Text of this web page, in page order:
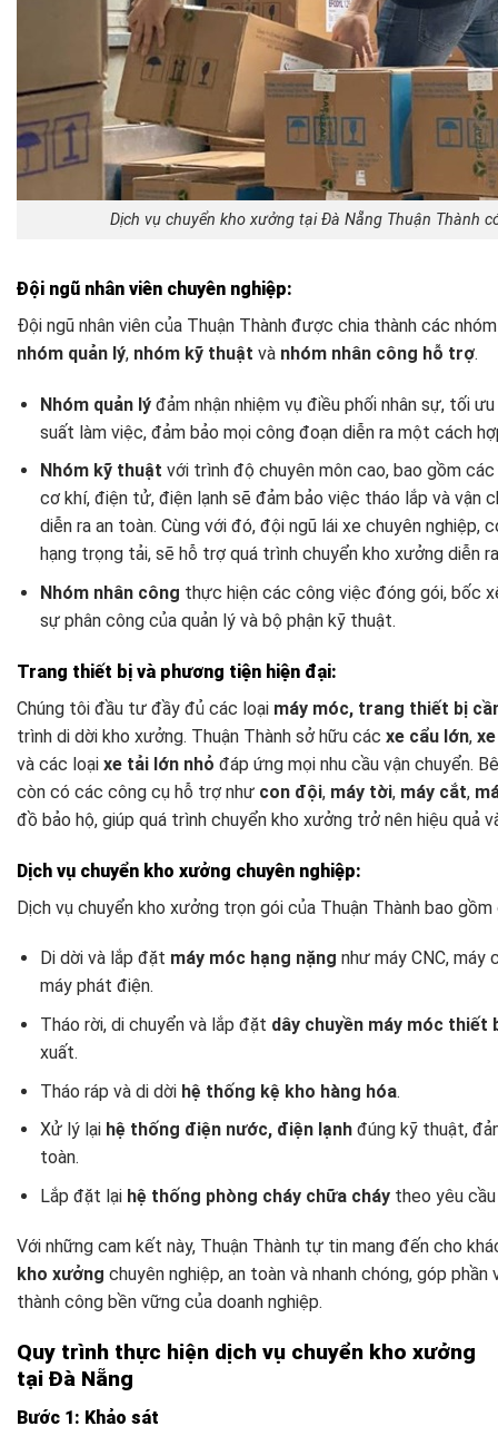
Dịch vụ chuyển kho xưởng tại Đà Nẵng Thuận Thành
Đội ngũ nhân viên chuyên nghiệp:
Đội ngũ nhân viên của Thuận Thành được chia thành các
nhóm quản lý, nhóm kỹ thuật và nhóm nhân công hỗ trợ.
Nhóm quản lýđảm nhận nhiệm vụ điều phối nhân sự, tối
suất làm việc, đảm bảo mọi công đoạn diễn ra một cách
Nhóm kỹ thuật với trình độ chuyên môn cao, bao gồm
cơ khí, điện tử, điện lạnh sẽ đảm bảo việc tháo lắp và vận
diễn ra an toàn. Cùng với đó, đội ngũ lái xe chuyên nghiệp,
hạng trọng tải, sẽ hỗ trợ quá trình chuyển kho xưởng diễn
Nhóm nhân công thực hiện các công việc đóng gói, bốc
sự phân công của quản lý và bộ phận kỹ thuật.
Trang thiết bị và phương tiện hiện đại:
Chúng tôi đầu tư đầy đủ các loại máy móc, trang thiết bị
trình di dời kho xưởng. Thuận Thành sở hữu các xe cẩu lớn,
và các loại xe tải lớn nhỏ đáp ứng mọi nhu cầu vận chuyển.
còn có các công cụ hỗ trợ như con đội, máy tời, máy cắt,
đồ bảo hộ, giúp quá trình chuyển kho xưởng trở nên hiệu quả
Dịch vụ chuyển kho xưởng chuyên nghiệp:
Dịch vụ chuyển kho xưởng trọn gói của Thuận Thành bao
Di dời và lắp đặt máy móc hạng nặng như máy CNC, máy
máy phát điện.
Tháo rời, di chuyển và lắp đặt dây chuyền máy móc thiết
xuất.
Tháo ráp và di dời hệ thống kệ kho hàng hóa.
Xử lý lại hệ thống điện nước, điện lạnhđúng kỹ thuật,
toàn.
Lắp đặt lại hệ thống phòng cháy chữa cháytheo yêu
Với những cam kết này, Thuận Thành tự tin mang đến cho
kho xưởng chuyên nghiệp, an toàn và nhanh chóng, góp
thành công bền vững của doanh nghiệp.
Quy trình thực hiện dịch vụ chuyển kho xưởng
tại Đà Nẵng
Bước 1: Khảo sát